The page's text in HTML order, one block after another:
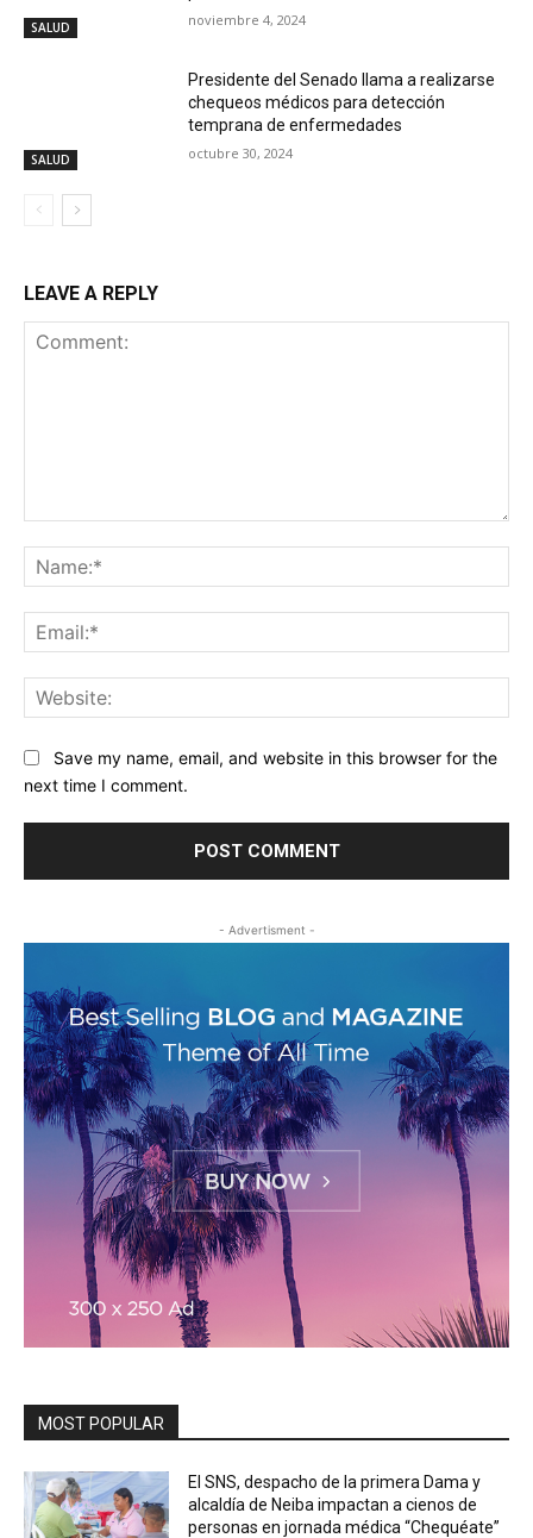
SALUD noviembre 4, 2024
SALUD
Presidente del Senado llama a realizarse
chequeos médicos para detección
temprana de enfermedades
octubre 30, 2024
LEAVE A REPLY
Save my name, email, and website in this browser for the
next time I comment.
- Advertisment -
MOST POPULAR
El SNS, despacho de la primera Dama y
alcaldía de Neiba impactan a cienos de
personas en jornada médica “Chequéate”